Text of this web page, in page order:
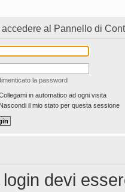
al Pannello di
la password
in automatico ad ogni visita
Nascondi il mio stato per questa sessione
devi